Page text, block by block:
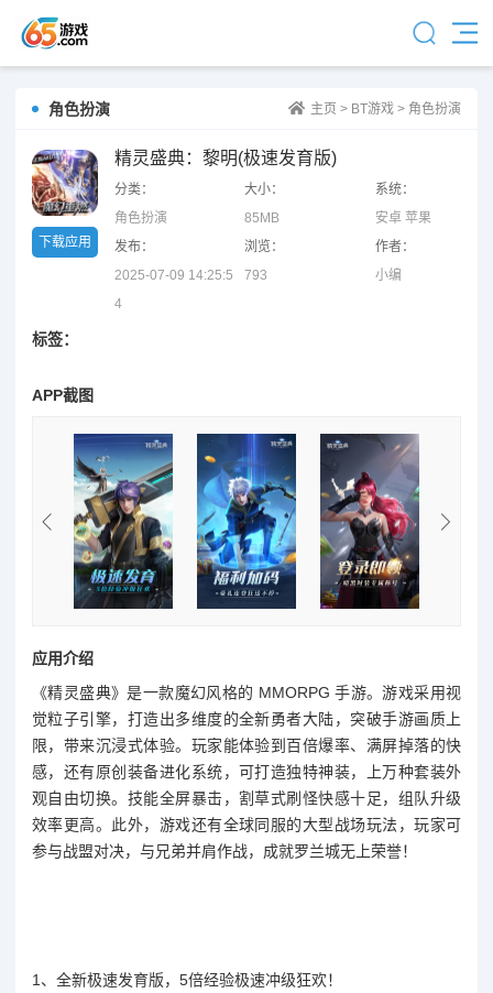
角色扮演 主页 > BT游戏 > 角色扮演
下载应用
精灵盛典：黎明(极速发育版)
分类：
角色扮演
大小：
85MB
系统：
安卓 苹果
发布：
2025-07-09 14:25:5
4
浏览：
793
作者：
小编
标签：
APP截图
应用介绍
《精灵盛典》是一款魔幻风格的 MMORPG 手游。游戏采用视
觉粒子引擎，打造出多维度的全新勇者大陆，突破手游画质上
限，带来沉浸式体验。玩家能体验到百倍爆率、满屏掉落的快
感，还有原创装备进化系统，可打造独特神装，上万种套装外
观自由切换。技能全屏暴击，割草式刷怪快感十足，组队升级
效率更高。此外，游戏还有全球同服的大型战场玩法，玩家可
参与战盟对决，与兄弟并肩作战，成就罗兰城无上荣誉！
1、全新极速发育版，5倍经验极速冲级狂欢！